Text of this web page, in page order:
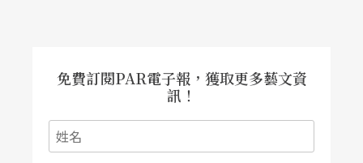
《表演藝術》雜誌，2001年7月）
從以上僅林、呂二人所言，已見對創作者判下種族
沙文主義的重罪，他們以台灣時下流行的「政治正
免費訂閱PAR電子報，獲取更多藝文資
訊！